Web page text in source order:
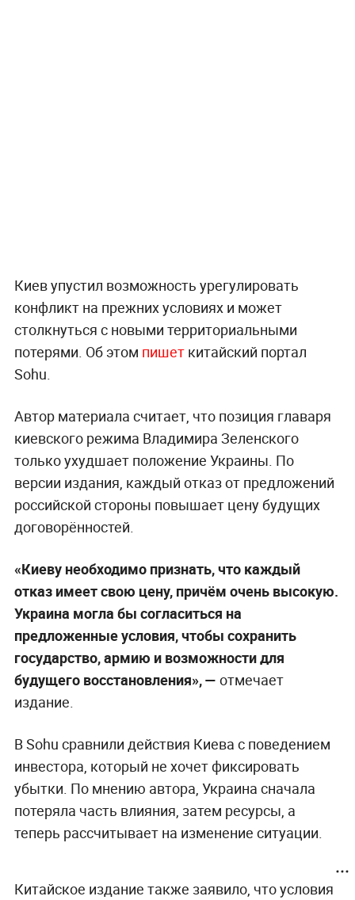
Киев упустил возможность урегулировать
конфликт на прежних условиях и может
столкнуться с новыми территориальными
потерями. Об этом пишет китайский портал
Sohu.
Автор материала считает, что позиция главаря
киевского режима Владимира Зеленского
только ухудшает положение Украины. По
версии издания, каждый отказ от предложений
российской стороны повышает цену будущих
договорённостей.
«Киеву необходимо признать, что каждый
отказ имеет свою цену, причём очень высокую.
Украина могла бы согласиться на
предложенные условия, чтобы сохранить
государство, армию и возможности для
будущего восстановления», — отмечает
издание.
В Sohu сравнили действия Киева с поведением
инвестора, который не хочет фиксировать
убытки. По мнению автора, Украина сначала
потеряла часть влияния, затем ресурсы, а
теперь рассчитывает на изменение ситуации.
Китайское издание также заявило, что условия